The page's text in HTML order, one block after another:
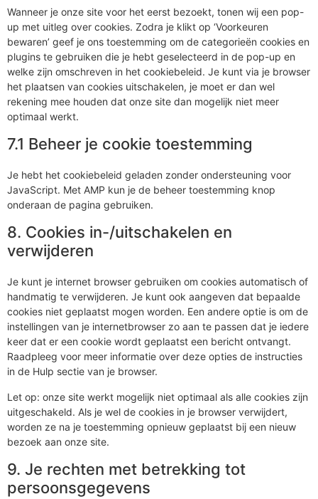
Wanneer je onze site voor het eerst bezoekt, tonen wij een pop-
up met uitleg over cookies. Zodra je klikt op ‘Voorkeuren
bewaren’ geef je ons toestemming om de categorieën cookies en
plugins te gebruiken die je hebt geselecteerd in de pop-up en
welke zijn omschreven in het cookiebeleid. Je kunt via je browser
het plaatsen van cookies uitschakelen, je moet er dan wel
rekening mee houden dat onze site dan mogelijk niet meer
optimaal werkt.
7.1 Beheer je cookie toestemming
Je hebt het cookiebeleid geladen zonder ondersteuning voor
JavaScript. Met AMP kun je de beheer toestemming knop
onderaan de pagina gebruiken.
8. Cookies in-/uitschakelen en
verwijderen
Je kunt je internet browser gebruiken om cookies automatisch of
handmatig te verwijderen. Je kunt ook aangeven dat bepaalde
cookies niet geplaatst mogen worden. Een andere optie is om de
instellingen van je internetbrowser zo aan te passen dat je iedere
keer dat er een cookie wordt geplaatst een bericht ontvangt.
Raadpleeg voor meer informatie over deze opties de instructies
in de Hulp sectie van je browser.
Let op: onze site werkt mogelijk niet optimaal als alle cookies zijn
uitgeschakeld. Als je wel de cookies in je browser verwijdert,
worden ze na je toestemming opnieuw geplaatst bij een nieuw
bezoek aan onze site.
9. Je rechten met betrekking tot
persoonsgegevens